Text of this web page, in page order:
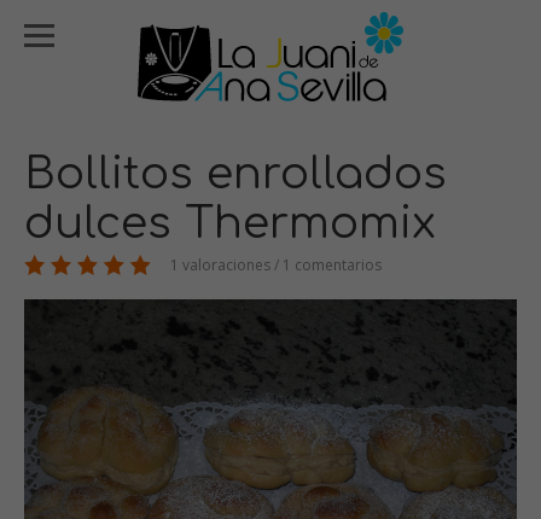
Bollitos enrollados
dulces Thermomix
1 valoraciones / 1 comentarios